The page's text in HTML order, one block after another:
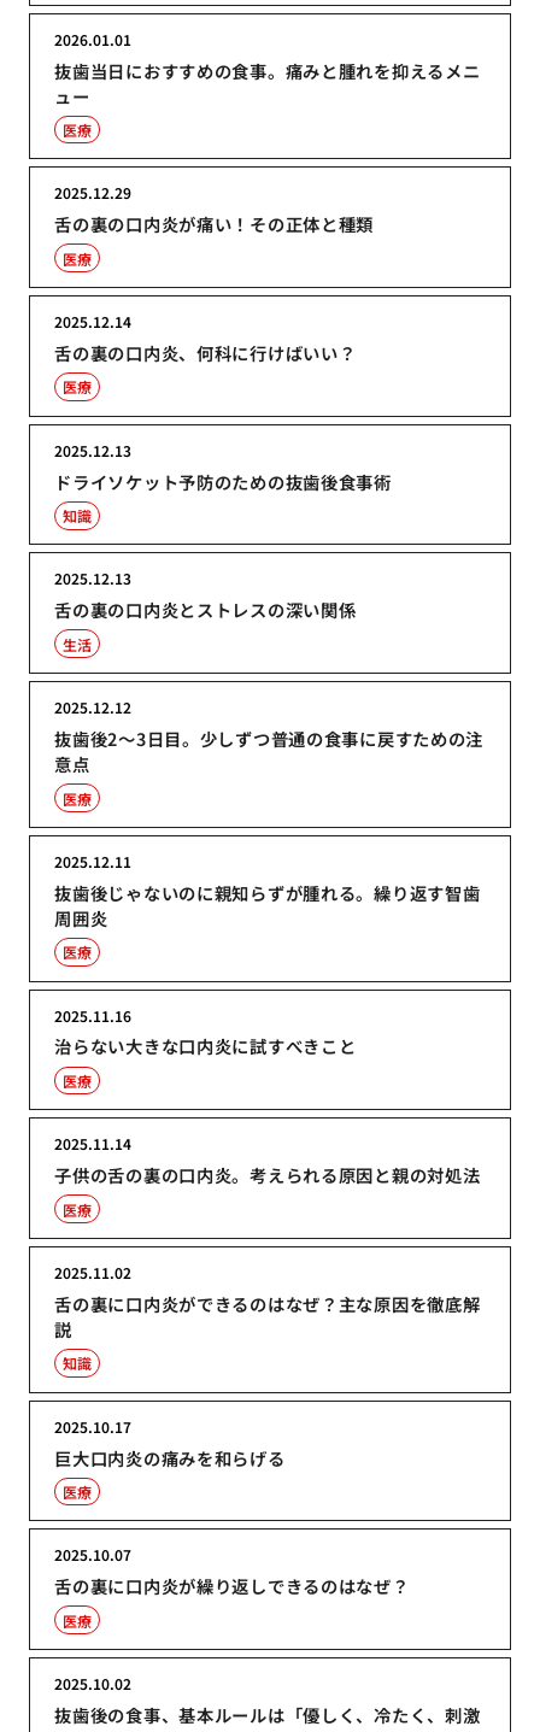
抜歯当日におすすめの食事。痛みと腫れを抑えるメニ
ュー
2026.01.01
医療
舌の裏の口内炎が痛い！その正体と種類
2025.12.29
医療
舌の裏の口内炎、何科に行けばいい？
2025.12.14
医療
ドライソケット予防のための抜歯後食事術
2025.12.13
知識
舌の裏の口内炎とストレスの深い関係
2025.12.13
生活
抜歯後2〜3日目。少しずつ普通の食事に戻すための注
意点
2025.12.12
医療
抜歯後じゃないのに親知らずが腫れる。繰り返す智歯
周囲炎
2025.12.11
医療
治らない大きな口内炎に試すべきこと
2025.11.16
医療
子供の舌の裏の口内炎。考えられる原因と親の対処法
2025.11.14
医療
舌の裏に口内炎ができるのはなぜ？主な原因を徹底解
説
2025.11.02
知識
巨大口内炎の痛みを和らげる
2025.10.17
医療
舌の裏に口内炎が繰り返しできるのはなぜ？
2025.10.07
医療
抜歯後の食事、基本ルールは「優しく、冷たく、刺激
2025.10.02